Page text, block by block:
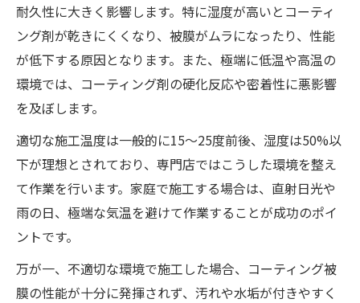
耐久性に大きく影響します。特に湿度が高いとコーティ
ング剤が乾きにくくなり、被膜がムラになったり、性能
が低下する原因となります。また、極端に低温や高温の
環境では、コーティング剤の硬化反応や密着性に悪影響
を及ぼします。
適切な施工温度は一般的に15～25度前後、湿度は50%以
下が理想とされており、専門店ではこうした環境を整え
て作業を行います。家庭で施工する場合は、直射日光や
雨の日、極端な気温を避けて作業することが成功のポイ
ントです。
万が一、不適切な環境で施工した場合、コーティング被
膜の性能が十分に発揮されず、汚れや水垢が付きやすく